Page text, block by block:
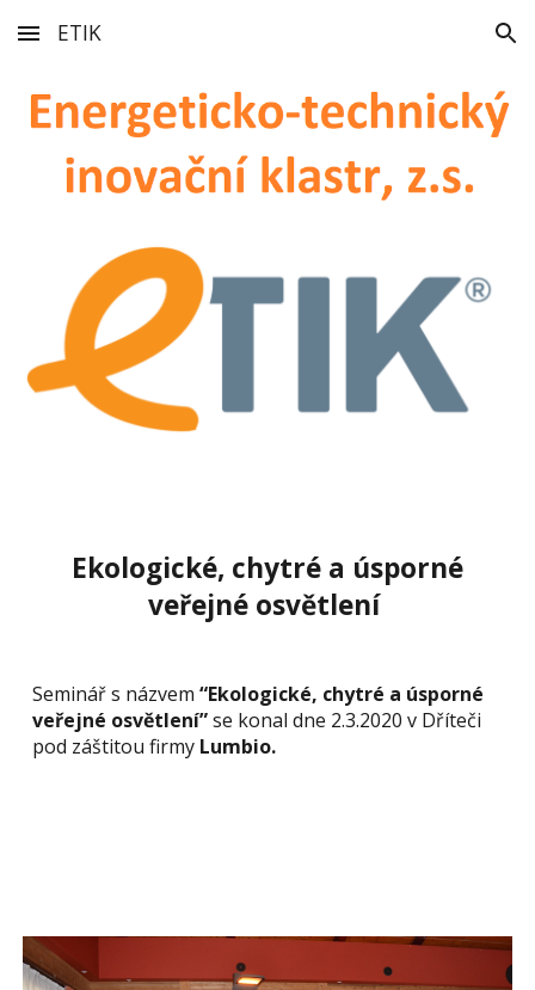
Skip to main content Skip to navigation
ETIK
Ekologické, chytré a úsporné
veřejné osvětlení
Seminář s názvem“Ekologické, chytré a úsporné
veřejné osvětlení”se konal dne 2.3.2020 v Dříteči
pod záštitou firmy Lumbio.